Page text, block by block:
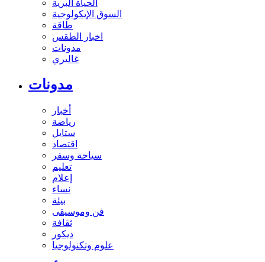
الحياة البرية
السوق الإيكولوجية
طاقة
اخبار الطقس
مدونات
غاليري
مدونات
أخبار
رياضة
ستايل
اقتصاد
سياحة وسفر
تعليم
إعلام
نساء
بيئة
فن وموسيقى
ثقافة
ديكور
علوم وتكنولوجيا